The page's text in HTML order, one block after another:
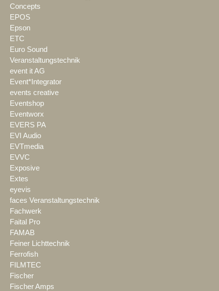
Concepts
EPOS
Epson
ETC
Euro Sound
Veranstaltungstechnik
event it AG
Event*Integrator
events creative
Eventshop
Eventworx
EVERS PA
EVI Audio
EVTmedia
EVVC
Exposive
Extes
eyevis
faces Veranstaltungstechnik
Fachwerk
Faital Pro
FAMAB
Feiner Lichttechnik
Ferrofish
FILMTEC
Fischer
Fischer Amps